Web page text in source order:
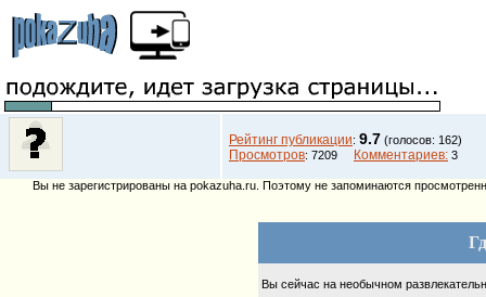
Рейтинг публикации: 9.7 (голосов: 162)
Просмотров: 7209 Комментариев: 3
Вы не зарегистрированы на pokazuha.ru. Поэтому не запоминаются
Вы сейчас на необычном